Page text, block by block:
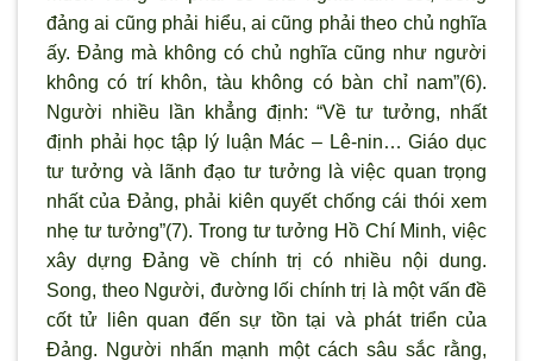
đảng ai cũng phải hiểu, ai cũng phải theo chủ nghĩa
ấy. Đảng mà không có chủ nghĩa cũng như người
không có trí khôn, tàu không có bàn chỉ nam”(6).
Người nhiều lần khẳng định: “Về tư tưởng, nhất
định phải học tập l ý luận Mác – Lê-nin… Giáo dục
tư tưởng và l ãnh đạo tư tưởng là việc quan trọng
nhất của Đảng, phải kiên quyết chống cái thói xem
nhẹ tư tưởng”(7). Trong tư tưởng Hồ Chí Minh, việc
xây dựng Đảng về chính trị có nhiều nội dung.
Song, theo Người, đường lối chính trị là một vấn đề
cốt tử liên quan đến sự tồn tại và phát triển của
Đảng. Người nhấn mạnh một cách sâu sắc rằng,